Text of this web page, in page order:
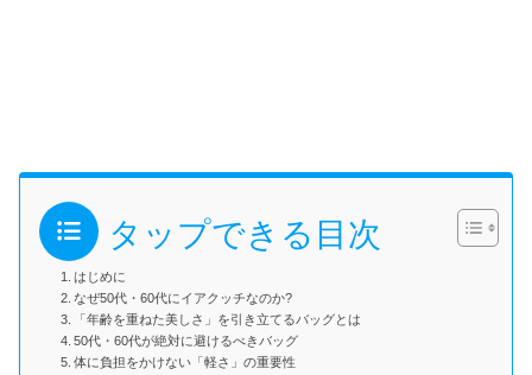
タップできる目次
はじめに
なぜ50代・60代にイアクッチなのか?
「年齢を重ねた美しさ」を引き立てるバッグとは
50代・60代が絶対に避けるべきバッグ
体に負担をかけない「軽さ」の重要性